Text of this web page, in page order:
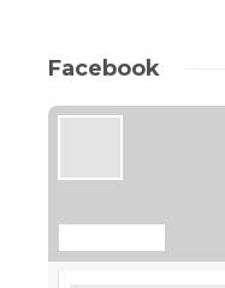
Facebook